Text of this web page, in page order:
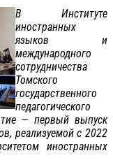
В Институте
иностранных
языков и
международного
сотрудничества
Томского
государственного
педагогического
— первый выпуск
реализуемой с 2022
иностранных